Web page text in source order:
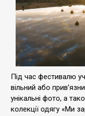
Під час фестивалю
вільний або
унікальні фото, а
колекції одягу «Ми